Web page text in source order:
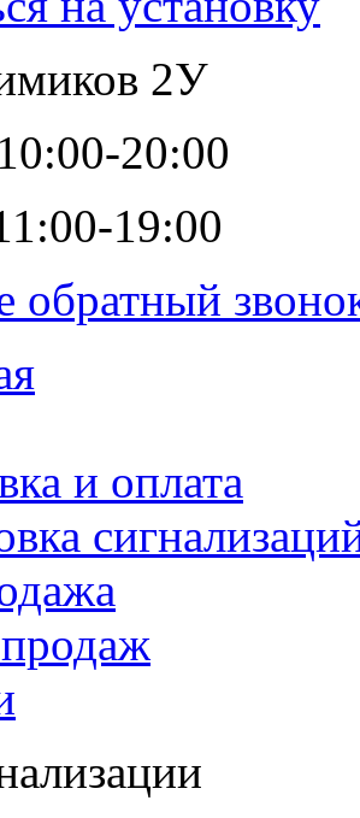
2У
20:00
19:00
обратный
и оплата